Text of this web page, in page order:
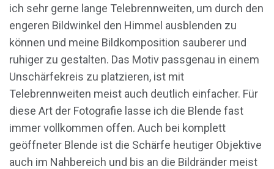
ich sehr gerne lange Telebrennweiten, um durch den
engeren Bildwinkel den Himmel ausblenden zu
können und meine Bildkomposition sauberer und
ruhiger zu gestalten. Das Motiv passgenau in einem
Unschärfekreis zu platzieren, ist mit
Telebrennweiten meist auch deutlich einfacher. Für
diese Art der Fotografie lasse ich die Blende fast
immer vollkommen offen. Auch bei komplett
geöffneter Blende ist die Schärfe heutiger Objektive
auch im Nahbereich und bis an die Bildränder meist